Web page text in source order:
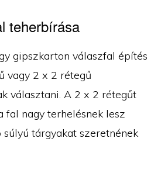
teherbírása
gipszkarton válaszfal építés
vagy 2 x 2 rétegű
választani. A 2 x 2 rétegűt
fal nagy terhelésnek lesz
tárgyakat szeretnének